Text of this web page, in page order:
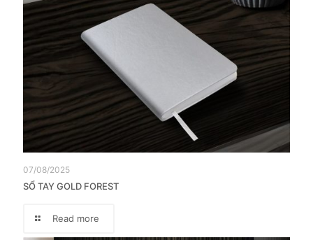
07/08/2025
SỔ TAY GOLD FOREST
Read more